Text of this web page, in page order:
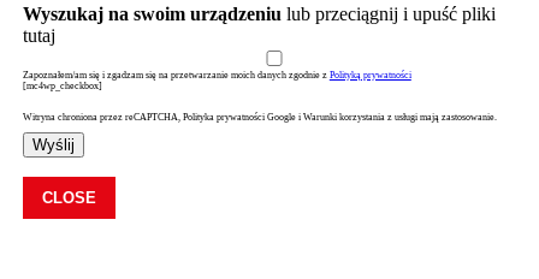
Wyszukaj na swoim urządzeniu lub przeciągnij i upuść pliki
tutaj
Zapoznałem/am się i zgadzam się na przetwarzanie moich danych zgodnie z Polityką prywatności
[mc4wp_checkbox]
Witryna chroniona przez reCAPTCHA, Polityka prywatności Google i Warunki korzystania z usługi mają zastosowanie.
Wyślij
CLOSE